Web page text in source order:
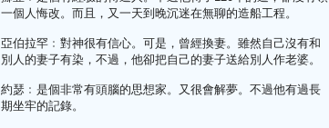
一個人悔改。而且，又一天到晚沉迷在無聊的造船工程。
亞伯拉罕﹕對神很有信心。可是，曾經換妻。雖然自己沒有和
別人的妻子有染，不過，他卻把自己的妻子送給別人作老婆。
約瑟﹕是個非常有頭腦的思想家。又很會解夢。不過他有過長
期坐牢的記錄。